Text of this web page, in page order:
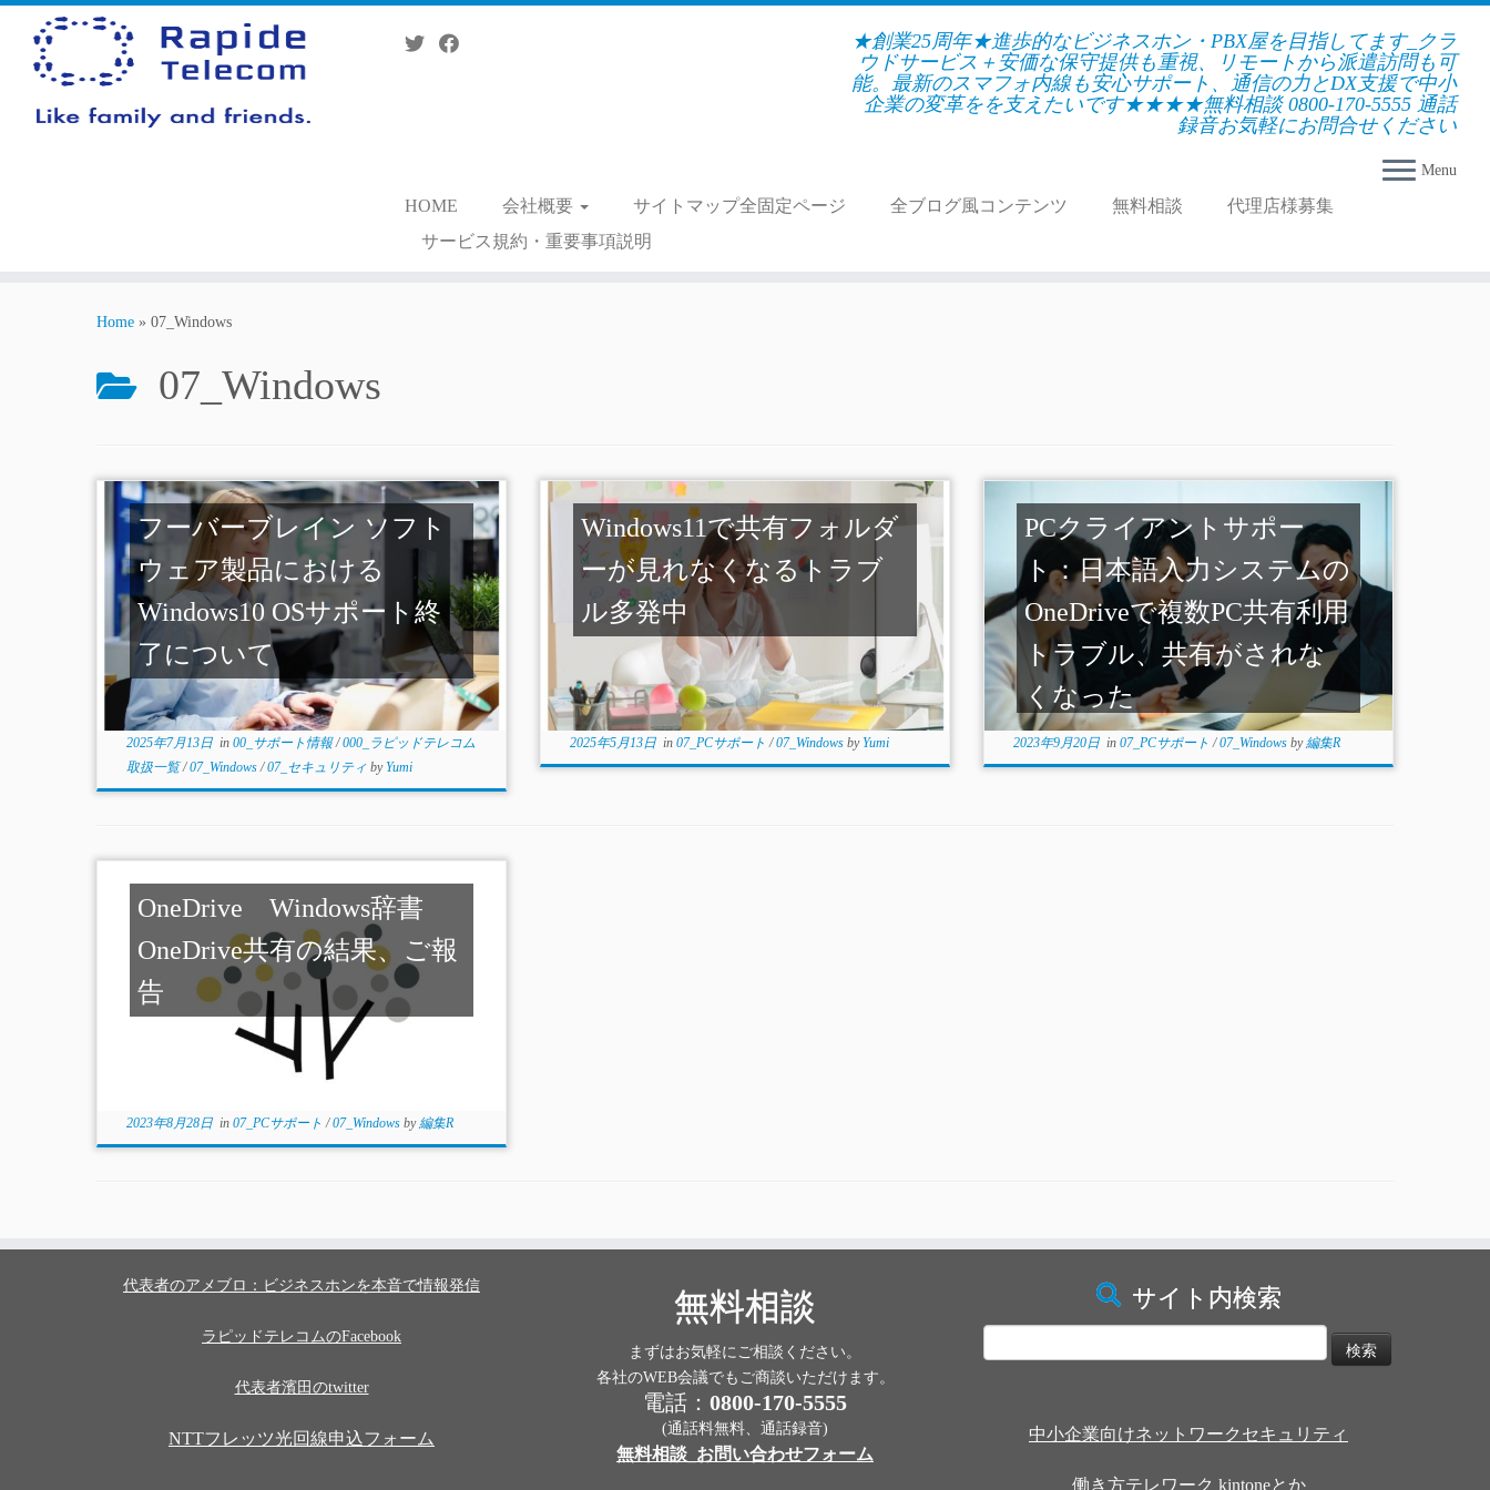
Skip
content
★創業25周年★進歩的なビジネスホン・PBX屋を目指してます_クラ
ウドサービス＋安価な保守提供も重視、リモートから派遣訪問も可
能。最新のスマフォ内線も安心サポート、通信の力とDX支援で中小
企業の変革をを支えたいです★★★★無料相談 0800-170-5555 通話
録音お気軽にお問合せください
Menu
HOME 会社概要 サイトマップ全固定ページ 全ブログ風コンテンツ 無料相談
代理店様募集
サービス規約・重要事項説明
Home » 07_Windows
07_Windows
フーバーブレイン ソフト
ウェア製品における
Windows10 OSサポート終
了について
2025年7月13日in 00_サポート情報/000_ラピッドテレコム
取扱一覧/07_Windows/07_セキュリティ byYumi
Windows11で共有フォルダ
ーが見れなくなるトラブ
ル多発中
2025年5月13日in 07_PCサポート/07_Windows byYumi
PCクライアントサポー
ト：日本語入力システムの
OneDriveで複数PC共有利用
トラブル、共有がされな
くなった
2023年9月20日in 07_PCサポート/07_Windows by編集R
OneDrive Windows辞書
OneDrive共有の結果、ご報
告
2023年8月28日in 07_PCサポート/07_Windows by編集R
代表者のアメブロ：ビジネスホンを本音で情報発信
ラピッドテレコムのFacebook
代表者濱田のtwitter
NTTフレッツ光回線申込フォーム
無料相談
まずはお気軽にご相談ください。
各社のWEB会議でもご商談いただけます。
電話： 0800-170-5555
(通話料無料、通話録音)
無料相談_お問い合わせフォーム
サイト内検索
索:
中小企業向けネットワークセキュリティ
働き方テレワーク kintoneとか